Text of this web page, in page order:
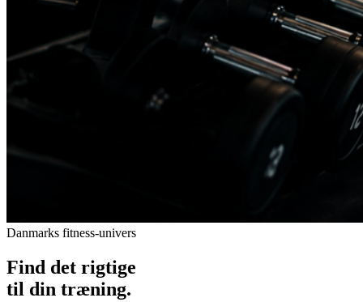
Danmarks fitness-univers
Find det rigtige
til din træning.